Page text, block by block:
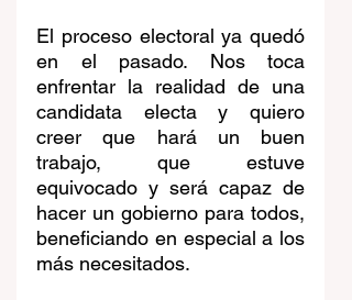
El proceso electoral ya quedó
en el pasado. Nos toca
enfrentar la realidad de una
candidata electa y quiero
creer que hará un buen
trabajo, que estuve
equivocado y será capaz de
hacer un gobierno para todos,
beneficiando en especial a los
más necesitados.